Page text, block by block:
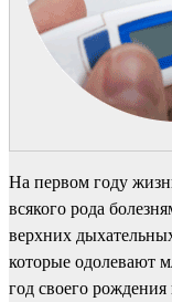
На первом году
всякого рода
верхних
которые одолевают
год своего